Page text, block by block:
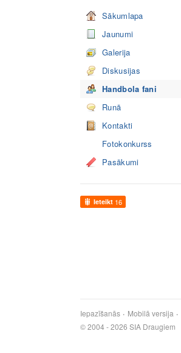
Sākumlapa
Jaunumi
Galerija
Diskusijas
Handbola fani
Runā
Kontakti
Fotokonkurss
Pasākumi
Ieteikt 16
Iepazīšanās Mobilā versija
© 2004 - 2026 SIA Draugiem